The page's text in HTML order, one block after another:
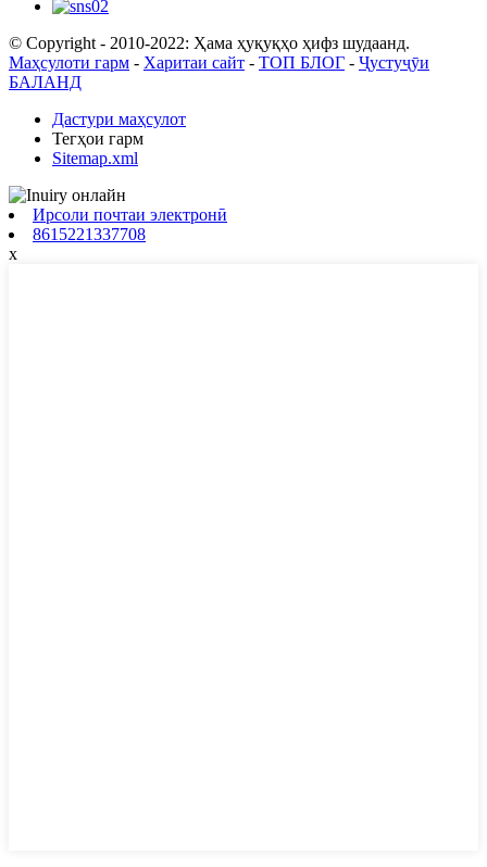
© Copyright - 2010-2022: Ҳама ҳуқуқҳо ҳифз шудаанд.
Маҳсулоти гарм - Харитаи сайт - ТОП БЛОГ - Ҷустуҷӯи
БАЛАНД
Дастури маҳсулот
Тегҳои гарм
Sitemap.xml
Ирсоли почтаи электронӣ
8615221337708
x